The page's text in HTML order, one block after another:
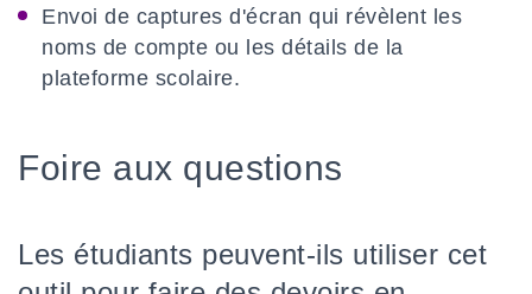
Envoi de captures d'écran qui révèlent les
noms de compte ou les détails de la
plateforme scolaire.
Foire aux questions
Les étudiants peuvent-ils utiliser cet